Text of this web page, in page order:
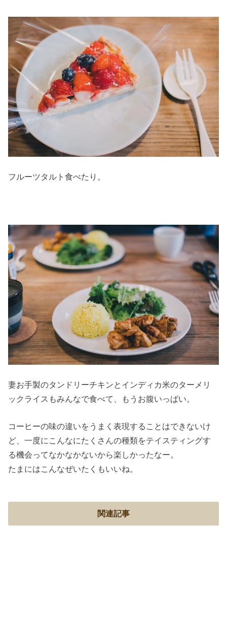
フルーツタルト食べたり。
妻お手製のタンドリーチキンとインディカ米のターメリ
ックライスもみんなで食べて、もうお腹いっぱい。
コーヒーの味の違いをうまく表現することはできないけ
ど、一度にこんなにたくさんの種類をテイスティングす
る機会ってなかなかないから楽しかったなー。
たまにはこんなぜいたくもいいね。
関連記事